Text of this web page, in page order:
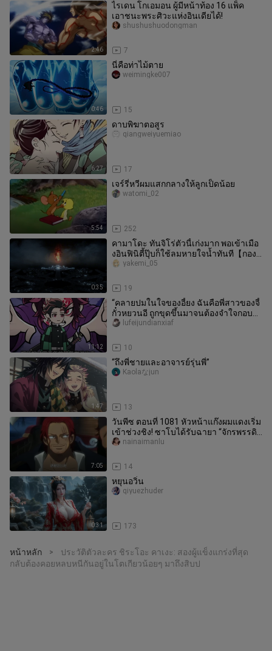
2:46
ไรเดน โกเอมอน ผู้มีหน้าท้อง 16 แพ็ค
เอาชนะพระศิวะแห่งอินเดียได้!
7
shushushuodongman
0:46
นี่คือท่าไม้ตาย
15
weimingke007
6:27
ดาบพิฆาตอสูร
17
qiangweiyuemiao
5:54
เจร์รี่หวีผมแสกกลางให้ลูกเป็ดน้อย
252
watomi_02
0:35
คามาโดะ ทันจิโร่ตัวนี้เก่งมาก พอเข้าเมือ
งอินฟินิตี้ปุ๊บก็ใช้ลมหายใจน้ำทันที【กอง
เชียร์ B เมิง】
19
yakemi_05
11:12
“คลายปมในใจของอี้ยง ฉันคือพี่สาวของจี้
กั๋วหยวนอี ถูกขุดขึ้นมาจนต้องจำใจกอบกู้
โลก”
10
lufeijundianxiaf
1:47
“ถึงพี่ชายและอาจารย์รุ่นพี่”
13
Kaolaなjun
7:05
วันพีซ ตอนที่ 1081 หัวหน้าแก๊งผมแดงเริ่ม
เข้าช่วงชิง! ซาโบได้รับฉายา “จักรพรรดิ
เพลิง”
14
nainaimanlu
0:31
หยุนอวิ่น
173
qiyuezhuder
หน้าหลัก >
ประวัติตัวละคร ชิระโอะ คาเงะ: สองผู้แข็งแกร่งที่สุด
กลับต้องคอยหลบหนีกันอยู่ในโตเกียวน้อยๆ มาถึงสิบป